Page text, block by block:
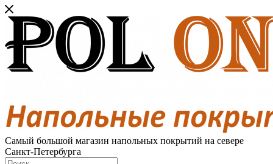
Самый большой магазин напольных покрытий на севере
Санкт-Петербурга